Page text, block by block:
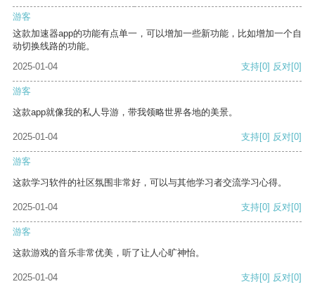
游客
这款加速器app的功能有点单一，可以增加一些新功能，比如增加一个自
动切换线路的功能。
2025-01-04
支持[0] 反对[0]
游客
这款app就像我的私人导游，带我领略世界各地的美景。
2025-01-04 支持[0] 反对[0]
游客
这款学习软件的社区氛围非常好，可以与其他学习者交流学习心得。
2025-01-04 支持[0] 反对[0]
游客
这款游戏的音乐非常优美，听了让人心旷神怡。
2025-01-04 支持[0] 反对[0]